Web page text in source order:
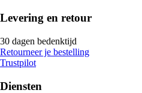
Levering en retour
30 dagen bedenktijd
Retourneer je bestelling
Trustpilot
Diensten